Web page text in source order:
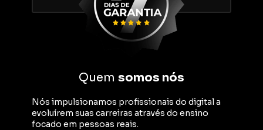
Quem somos nós
Nós impulsionamos profissionais do digital a
evoluírem suas carreiras através do ensino
focado em pessoas reais.